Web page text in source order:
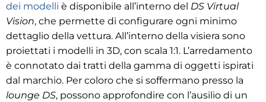
dei modelli è disponibile all’interno del DS Virtual
Vision, che permette di configurare ogni minimo
dettaglio della vettura. All’interno della visiera sono
proiettati i modelli in 3D, con scala 1:1. L’arredamento
è connotato dai tratti della gamma di oggetti ispirati
dal marchio. Per coloro che si soffermano presso la
lounge DS, possono approfondire con l’ausilio di un